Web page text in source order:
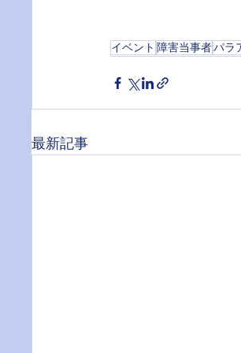
イベント 障害当事者パラ
最新記事